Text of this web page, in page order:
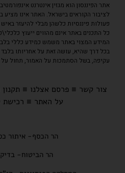
אתר הפיננסון הוא מגזין אינטרנט
לציבור הקוראים בישראל. האתר אינו
פעולות פיננסיות כלשהן מבלי להיעזר
כל התכנים באתר אינם מהווים ייעוץ
המידע המצוי באתר משמש כמידע כללי
בכל דרך שהיא, עושה זאת על אחריותו
עקיפה, בשל הסתמכות על האמור, תחול
צור קשר ■ פרסם אצלנו ■
על האתר ■ רכישת
הר הכסף- איתור
הר הביטוח-